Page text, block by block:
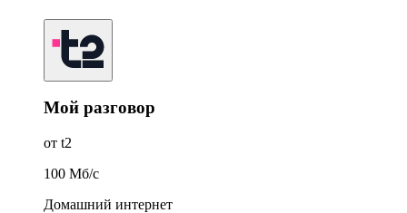
Мой разговор
от t2
100 Мб/c
Домашний интернет